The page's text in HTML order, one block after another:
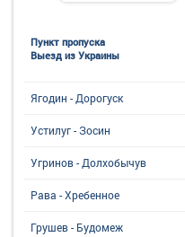
Пункт пропуска
Выезд из Украины
Ягодин - Дорогуск
Устилуг - Зосин
Угринов - Долхобычув
Рава - Хребенное
Грушев - Будомеж